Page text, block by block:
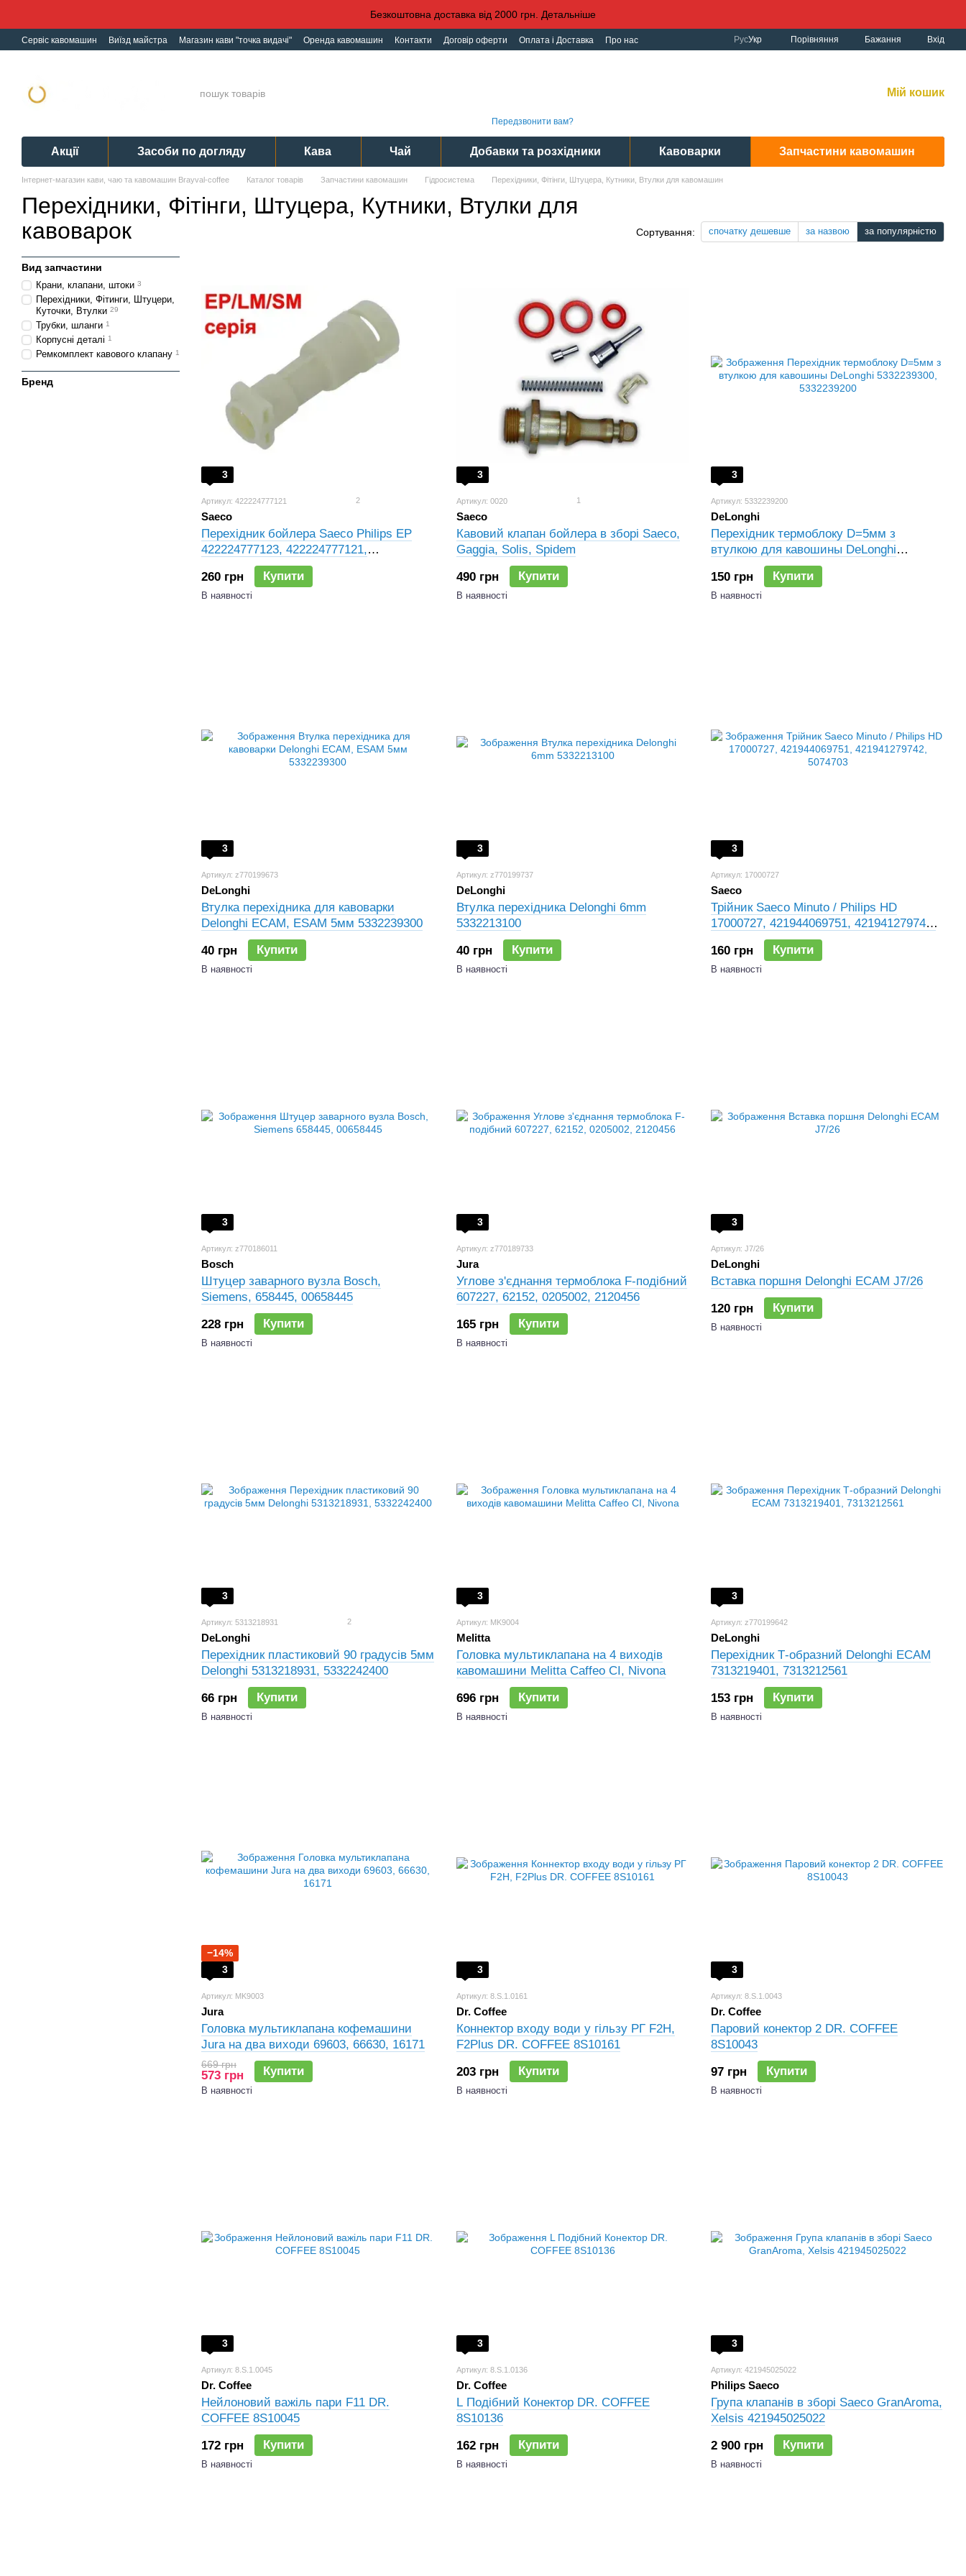
Безкоштовна доставка від 2000 грн. Детальніше
Сервіс кавомашин Виїзд майстра Магазин кави "точка видачі" Оренда кавомашин Контакти Договір оферти Оплата і Доставка
Про нас
РусУкр Порівняння Бажання Вхід
Передзвонити вам?
Мій кошик
Акції Засоби по догляду Кава Чай Добавки та розхідники Кавоварки Запчастини кавомашин
Інтернет-магазин кави, чаю та кавомашин Brayval-coffee Каталог товарів Запчастини кавомашин Гідросистема Перехідники, Фітінги, Штуцера, Кутники, Втулки для кавомашин
Перехідники, Фітінги, Штуцера, Кутники, Втулки для
кавоварок
Сортування: спочатку дешевше за назвою за популярністю
3
Артикул: 422224777121 2
Saeco
Перехідник бойлера Saeco Philips EP
422224777123, 422224777121,
422224777124, 300008825671
260 грн
Купити
В наявності
3
Артикул: 0020 1
Saeco
Кавовий клапан бойлера в зборі Saeco,
Gaggia, Solis, Spidem
490 грн
Купити
В наявності
3
Артикул: 5332239200
DeLonghi
Перехідник термоблоку D=5мм з
втулкою для кавошины DeLonghi
5332239300, 5332239200
150 грн
Купити
В наявності
3
Артикул: z770199673
DeLonghi
Втулка перехідника для кавоварки
Delonghi ECAM, ESAM 5мм 5332239300
40 грн
Купити
В наявності
3
Артикул: z770199737
DeLonghi
Втулка перехідника Delonghi 6mm
5332213100
40 грн
Купити
В наявності
3
Артикул: 17000727
Saeco
Трійник Saeco Minuto / Philips HD
17000727, 421944069751, 421941279742,
160 грн
Купити
В наявності
3
Артикул: z770186011
Bosch
Штуцер заварного вузла Bosch,
Siemens, 658445, 00658445
228 грн
Купити
В наявності
3
Артикул: z770189733
Jura
Углове з'єднання термоблока F-подібний
607227, 62152, 0205002, 2120456
165 грн
Купити
В наявності
3
Артикул: J7/26
DeLonghi
Вставка поршня Delonghi ECAM J7/26
120 грн
Купити
В наявності
3
Артикул: 5313218931 2
DeLonghi
Перехідник пластиковий 90 градусів 5мм
Delonghi 5313218931, 5332242400
66 грн
Купити
В наявності
3
Артикул: MK9004
Melitta
Головка мультиклапана на 4 виходів
кавомашини Melitta Caffeo CI, Nivona
696 грн
Купити
В наявності
3
Артикул: z770199642
DeLonghi
Перехідник Т-образний Delonghi ECAM
7313219401, 7313212561
153 грн
Купити
В наявності
−14%
3
Артикул: MK9003
Jura
Головка мультиклапана кофемашини
Jura на два виходи 69603, 66630, 16171
669 грн
573 грн Купити
В наявності
3
Артикул: 8.S.1.0161
Dr. Coffee
Коннектор входу води у гільзу РГ F2H,
F2Plus DR. COFFEE 8S10161
203 грн
Купити
В наявності
3
Артикул: 8.S.1.0043
Dr. Coffee
Паровий конектор 2 DR. COFFEE
8S10043
97 грн
Купити
В наявності
3
Артикул: 8.S.1.0045
Dr. Coffee
Нейлоновий важіль пари F11 DR.
COFFEE 8S10045
172 грн
Купити
В наявності
3
Артикул: 8.S.1.0136
Dr. Coffee
L Подібний Конектор DR. COFFEE
8S10136
162 грн
Купити
В наявності
3
Артикул: 421945025022
Philips Saeco
Група клапанів в зборі Saeco GranAroma,
Xelsis 421945025022
2 900 грн
Купити
В наявності
Вид запчастини
Крани, клапани, штоки 3
Перехідники, Фітинги, Штуцери,
Куточки, Втулки 29
Трубки, шланги 1
Корпусні деталі 1
Ремкомплект кавового клапану 1
Бренд